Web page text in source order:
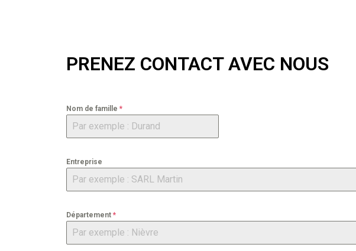
PRENEZ CONTACT AVEC NOUS​
Nom de famille *
Entreprise
Département *